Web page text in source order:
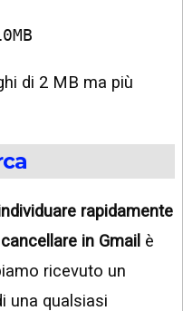
di 2 MB ma più
rapidamente
in Gmail è
ricevuto un
una qualsiasi